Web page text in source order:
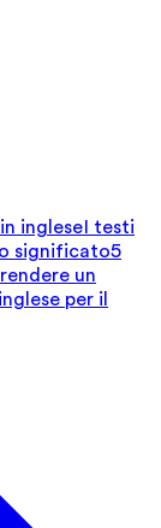
ingleseI testi
significato5
un
per il